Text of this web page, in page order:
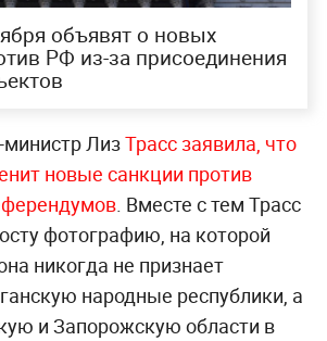
объявят о новых
РФ из-за присоединения
ЛизТрасс заявила, что
новые санкции против
. Вместе с тем Трасс
фотографию, на которой
никогда не признает
народные республики, а
и Запорожскую области в